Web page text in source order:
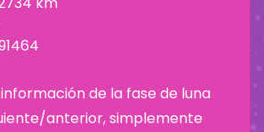
de la fase de luna
anterior, simplemente